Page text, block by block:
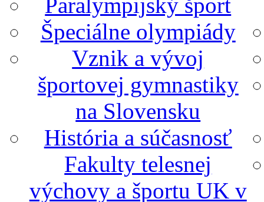
Špeciálne olympiády
Vznik a vývoj
športovej gymnastiky
na Slovensku
História a súčasnosť
Fakulty telesnej
výchovy a športu UK v